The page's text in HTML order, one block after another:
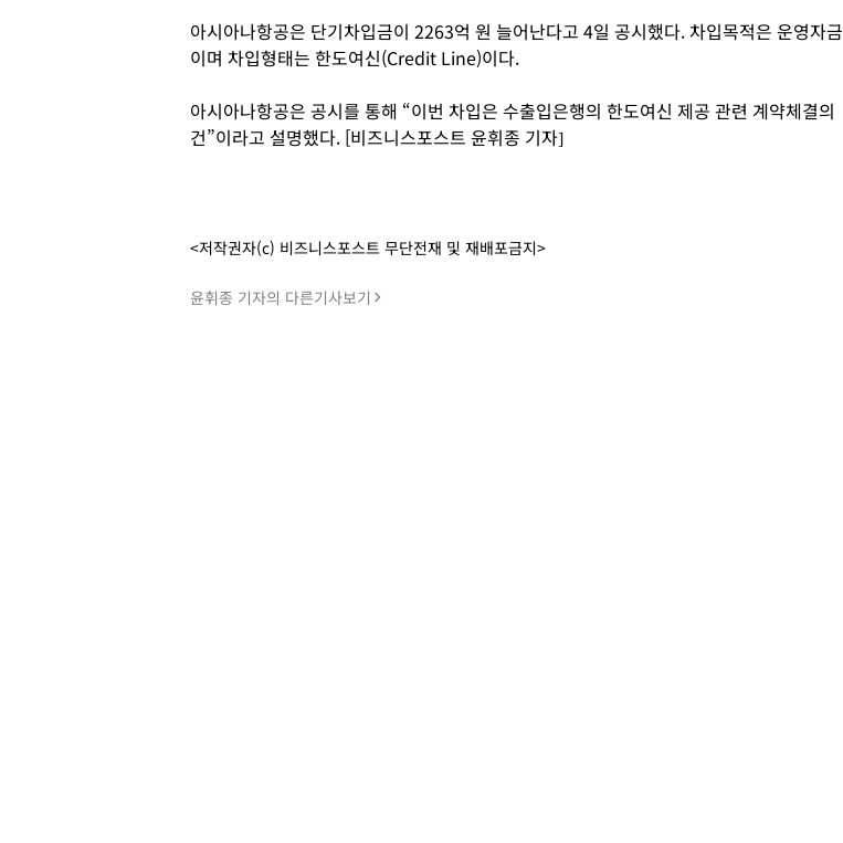
아시아나항공은 단기차입금이 2263억 원 늘어난다고 4일 공시했다. 차입목적은 운영자금
이며 차입형태는 한도여신(Credit Line)이다.
아시아나항공은 공시를 통해 “이번 차입은 수출입은행의 한도여신 제공 관련 계약체결의
건”이라고 설명했다. [비즈니스포스트 윤휘종 기자]
<저작권자(c) 비즈니스포스트 무단전재 및 재배포금지>
윤휘종 기자의 다른기사보기